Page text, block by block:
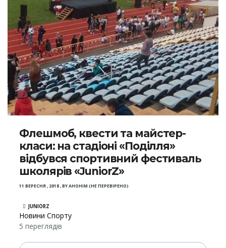
Флешмоб, квести та майстер-
класи: на стадіоні «Поділля»
відбувся спортивний фестиваль
школярів «JuniorZ»
11 ВЕРЕСНЯ , 2018,BYАНОНІМ (НЕ ПЕРЕВІРЕНО)
JUNIORZ
Новини Спорту
5 переглядів